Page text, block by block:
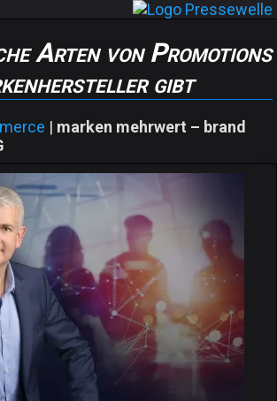
Arten von Promotions
gibt
| marken mehrwert – brand